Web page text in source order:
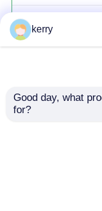
kerry
Good day, what
for?